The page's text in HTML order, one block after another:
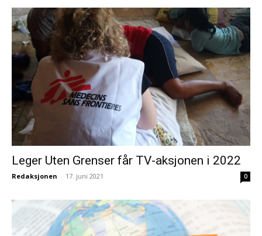
Leger Uten Grenser får TV-aksjonen i 2022
Redaksjonen - 17. juni 2021 0